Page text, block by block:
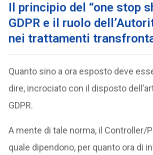
Il principio del “one stop
GDPR e il ruolo
nei trattamenti
Quanto sino a ora esposto deve
dire, incrociato con il disposto
GDPR.
A mente di tale norma, il Controller/
quale dipendono, per quanto ora di